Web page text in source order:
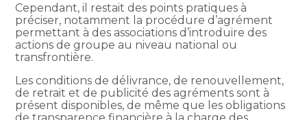
Cependant, il restait des points pratiques à
préciser, notamment la procédure d’agrément
permettant à des associations d’introduire des
actions de groupe au niveau national ou
transfrontière.
Les conditions de délivrance, de renouvellement,
de retrait et de publicité des agréments sont à
présent disponibles, de même que les obligations
de transparence financière à la charge des